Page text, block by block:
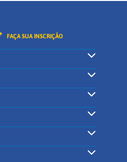
FAÇA SUA INSCRIÇÃO